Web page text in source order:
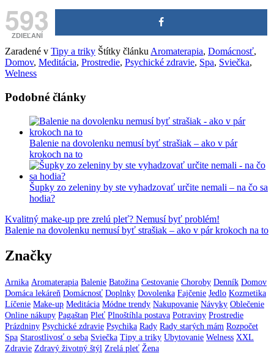
593
ZDIEĽANÍ
Zaradené v Tipy a triky Štítky článku Aromaterapia, Domácnosť,
Domov, Meditácia, Prostredie, Psychické zdravie, Spa, Sviečka,
Welness
Podobné články
Balenie na dovolenku nemusí byť strašiak – ako v pár
krokoch na to
Šupky zo zeleniny by ste vyhadzovať určite nemali – na čo sa
hodia?
Post
navigation
Kvalitný make-up pre zrelú pleť? Nemusí byť problém!
Balenie na dovolenku nemusí byť strašiak – ako v pár krokoch na to
Značky
Arnika Aromaterapia Balenie Batožina Cestovanie Choroby Denník Domov
Domáca lekáreň Domácnosť Doplnky Dovolenka Fajčenie Jedlo Kozmetika
Líčenie Make-up Meditácia Módne trendy Nakupovanie Návyky Oblečenie
Online nákupy Pagaštan Pleť Plnoštíhla postava Potraviny Prostredie
Prázdniny Psychické zdravie Psychika Rady Rady starých mám Rozpočet
Spa Starostlivosť o seba Sviečka Tipy a triky Ubytovanie Welness XXL
Zdravie Zdravý životný štýl Zrelá pleť Žena